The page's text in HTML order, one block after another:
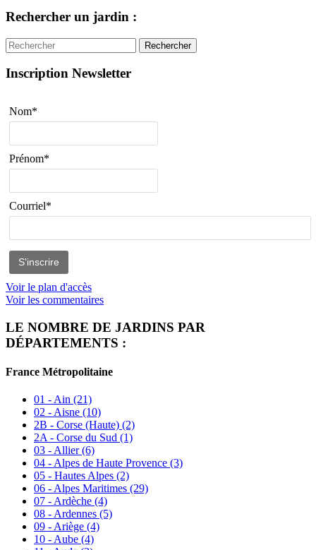
Rechercher un jardin :
Rechercher
Inscription Newsletter
Nom*
Prénom*
Courriel*
Voir le plan d'accès
Voir les commentaires
LE NOMBRE DE JARDINS PAR
DÉPARTEMENTS :
France Métropolitaine
01 - Ain (21)
02 - Aisne (10)
2B - Corse (Haute) (2)
2A - Corse du Sud (1)
03 - Allier(6)
04 - Alpes de Haute Provence (3)
05 - Hautes Alpes (2)
06 - Alpes Maritimes (29)
07 - Ardèche (4)
08 - Ardennes (5)
09 - Ariège (4)
10 - Aube (4)